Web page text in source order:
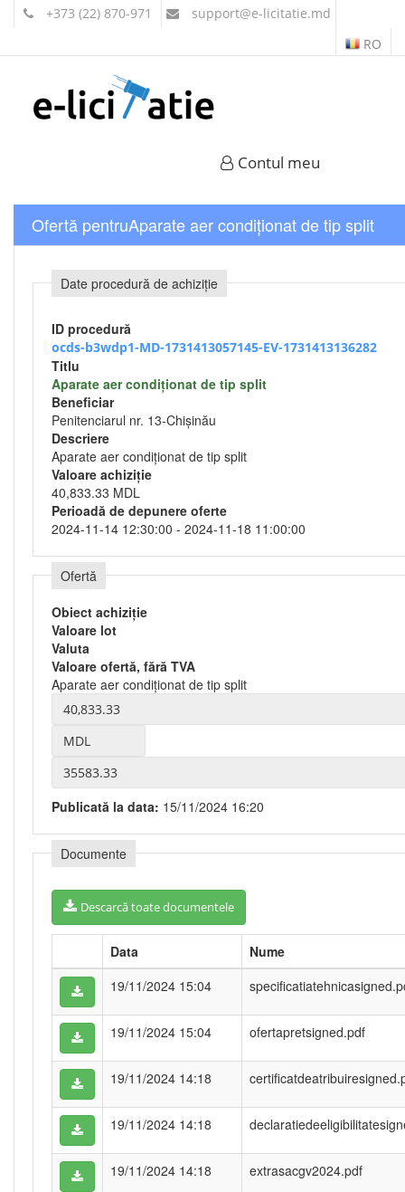
+373 (22) 870-971 support@e-licitatie.md
RO
Contul meu
Ofertă pentruAparate aer condiționat de tip split
Date procedură de achiziție
ID procedură
ocds-b3wdp1-MD-1731413057145-EV-1731413136282
Titlu
Aparate aer condiționat de tip split
Beneficiar
Penitenciarul nr. 13-Chișinău
Descriere
Aparate aer condiționat de tip split
Valoare achiziție
40,833.33 MDL
Perioadă de depunere oferte
2024-11-14 12:30:00 - 2024-11-18 11:00:00
Ofertă
Obiect achiziție
Valoare lot
Valuta
Valoare ofertă, fără TVA
Aparate aer condiționat de tip split
Publicată la data: 15/11/2024 16:20
Documente
Descarcă toate documentele
Data
Nume
19/11/2024 15:04
19/11/2024 15:04 ofertapretsigned.pdf
19/11/2024 14:18
19/11/2024 14:18
19/11/2024 14:18 extrasacgv2024.pdf